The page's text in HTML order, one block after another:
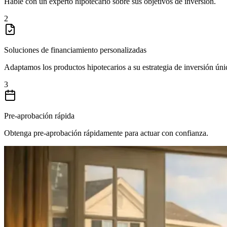
2
Soluciones de financiamiento personalizadas
Adaptamos los productos hipotecarios a su estrategia de inversión
3
Pre-aprobación rápida
Obtenga pre-aprobación rápidamente para actuar con confianza.